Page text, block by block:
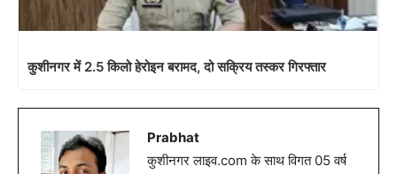
कुशीनगर में 2.5 किलो हेरोइन बरामद, दो सक्रिय तस्कर गिरफ्तार
Prabhat
कुशीनगर लाइव.com के साथ विगत 05 वर्ष